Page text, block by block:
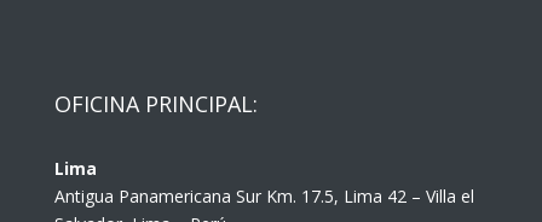
OFICINA PRINCIPAL:
Lima
Antigua Panamericana Sur Km. 17.5, Lima 42 – Villa el